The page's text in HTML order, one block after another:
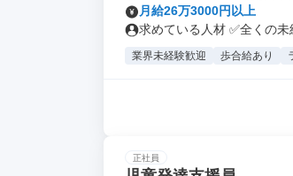
月給26万3000円以上
求めている人材 ✅全くの
業界未経験歓迎 歩合給あり
正社員